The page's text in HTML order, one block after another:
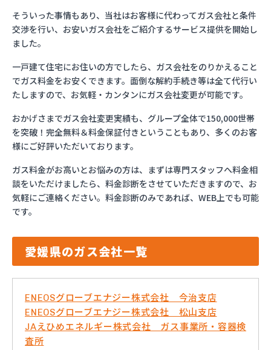
そういった事情もあり、当社はお客様に代わってガス会社と条件
交渉を行い、お安いガス会社をご紹介するサービス提供を開始し
ました。
一戸建て住宅にお住いの方でしたら、ガス会社をのりかえること
でガス料金をお安くできます。面倒な解約手続き等は全て代行い
たしますので、お気軽・カンタンにガス会社変更が可能です。
おかげさまでガス会社変更実績も、グループ全体で150,000世帯
を突破！完全無料＆料金保証付きということもあり、多くのお客
様にご好評いただいております。
ガス料金がお高いとお悩みの方は、まずは専門スタッフへ料金相
談をいただけましたら、料金診断をさせていただきますので、お
気軽にご連絡ください。料金診断のみであれば、WEB上でも可能
です。
愛媛県のガス会社一覧
ENEOSグローブエナジー株式会社 今治支店
ENEOSグローブエナジー株式会社 松山支店
JAえひめエネルギー株式会社 ガス事業所・容器検
査所